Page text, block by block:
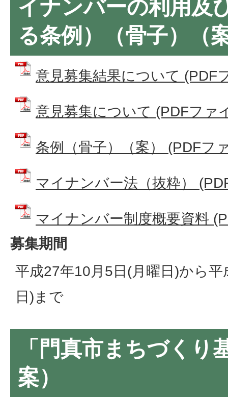
イナンバーの利用及
る条例）（骨子）（
意見募集結果について (PDF
意見募集について (PDFファ
条例（骨子）（案） (PDFフ
マイナンバー法（抜粋）
マイナンバー制度概要資料
募集期間
平成27年10月5日(月曜日)から
日)まで
「門真市まちづくり
案）